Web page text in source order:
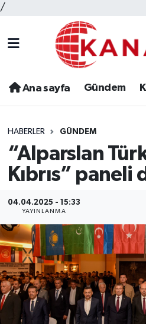
/
Ana sayfa Gündem
HABERLER GÜNDEM
“Alparslan
Kıbrıs”
04.04.2025 - 15:33
YAYINLANMA